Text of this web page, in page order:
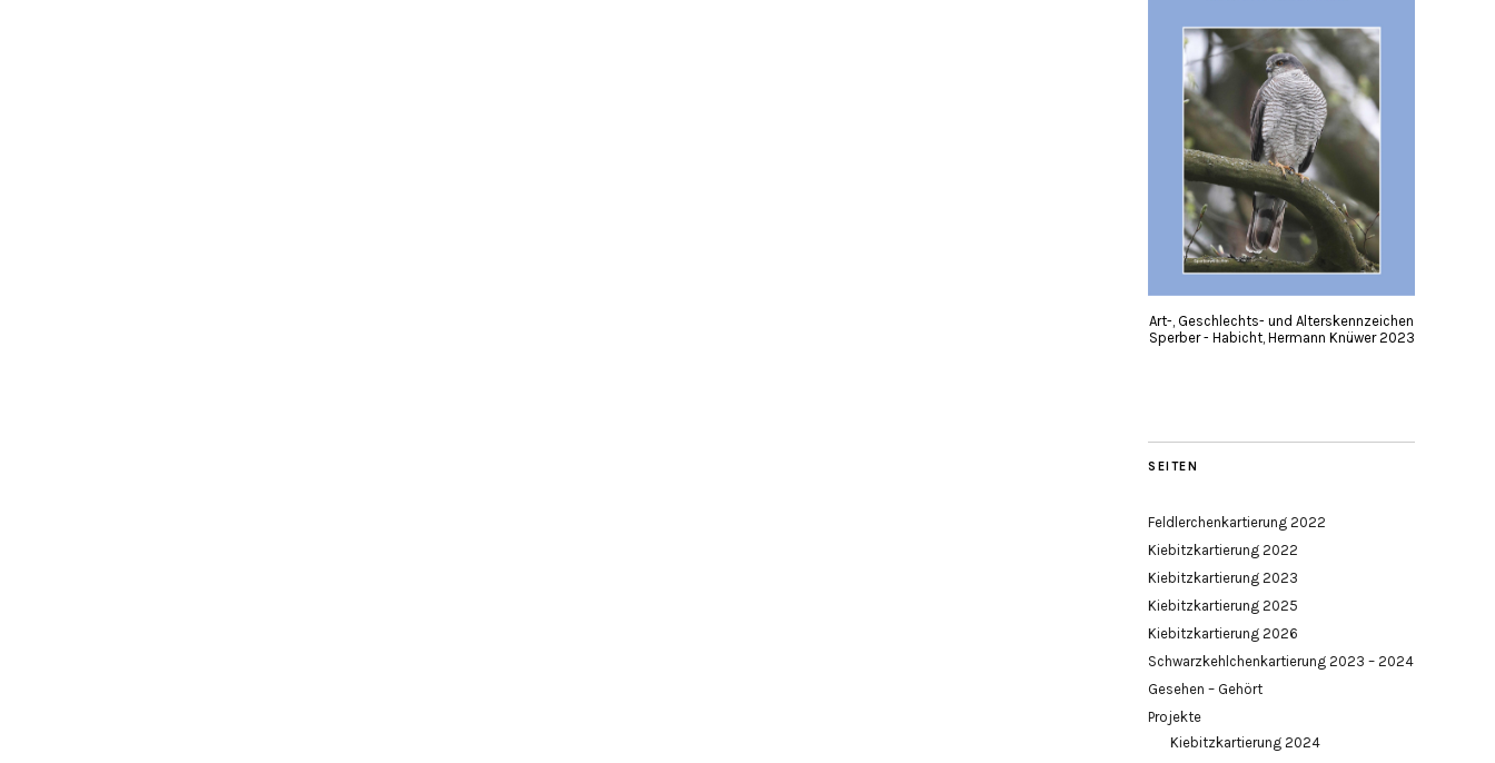
Art-, Geschlechts- und Alterskennzeichen
Sperber - Habicht, Hermann Knüwer 2023
SEITEN
Feldlerchenkartierung 2022
Kiebitzkartierung 2022
Kiebitzkartierung 2023
Kiebitzkartierung 2025
Kiebitzkartierung 2026
Schwarzkehlchenkartierung 2023 – 2024
Gesehen – Gehört
Projekte
Kiebitzkartierung 2024